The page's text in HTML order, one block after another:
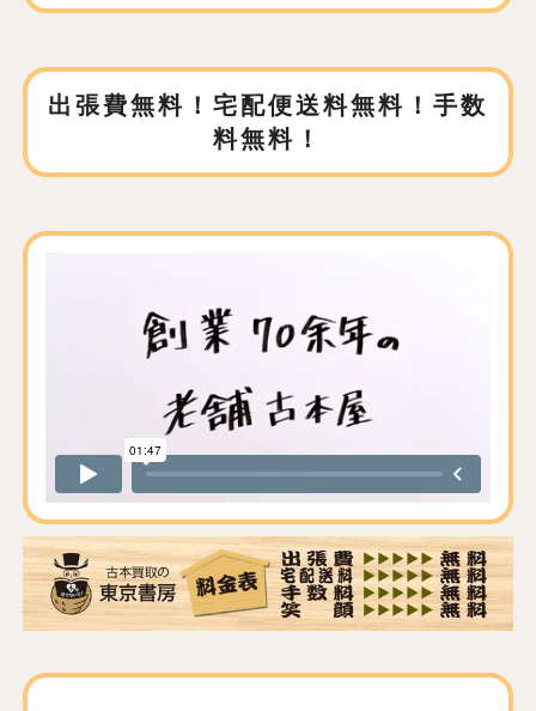
出張費無料！宅配便送料無料！手数
料無料！